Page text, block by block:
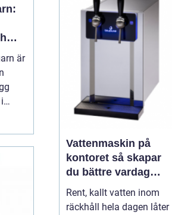
är
har dessa analoga
medier behållit sin plats i
många musikälskares
Vattenmaskin på
kontoret så skapar
du bättre vardag
med friskt vatten
Rent, kallt vatten inom
räckhåll hela dagen låter